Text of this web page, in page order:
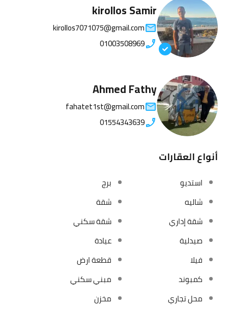
kirollos Samir
kirollos7071075@gmail.com
01003508969
Ahmed Fathy
fahatet1st@gmail.com
01554343639
أنواع العقارات
استديو
برج
شاليه
شقة
شقة إداري
شقة سكني
صيدلية
عيادة
فيلا
قطعة ارض
كمبوند
مبني سكني
محل تجاري
مخزن